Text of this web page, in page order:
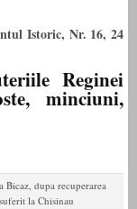
Istoric, Nr. 16, 24
Reginei
minciuni,
Bicaz, dupa recuperarea
la Chisinau